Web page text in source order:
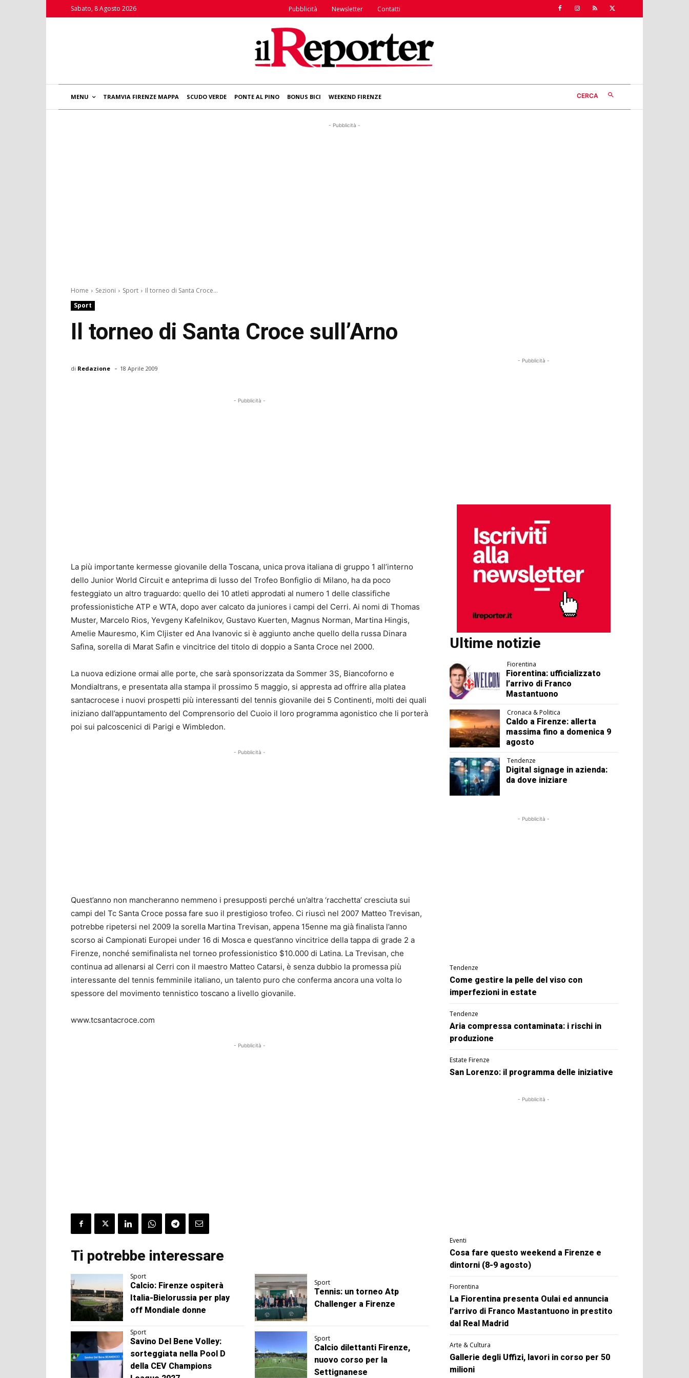
Sabato, 8 Agosto 2026 Pubblicità Newsletter Contatti
MENU TRAMVIA FIRENZE MAPPA SCUDO VERDE PONTE AL PINO BONUS BICI WEEKEND FIRENZE CERCA
- Pubblicità -
Home Sezioni Sport
Il torneo di Santa Croce...
Sport
Il torneo di Santa Croce sull’Arno
di Redazione - 18 Aprile 2009
- Pubblicità -
La più importante kermesse giovanile della Toscana, unica prova italiana di gruppo 1 all’interno
dello Junior World Circuit e anteprima di lusso del Trofeo Bonfiglio di Milano, ha da poco
festeggiato un altro traguardo: quello dei 10 atleti approdati al numero 1 delle classifiche
professionistiche ATP e WTA, dopo aver calcato da juniores i campi del Cerri. Ai nomi di Thomas
Muster, Marcelo Rios, Yevgeny Kafelnikov, Gustavo Kuerten, Magnus Norman, Martina Hingis,
Amelie Mauresmo, Kim Cljister ed Ana Ivanovic si è aggiunto anche quello della russa Dinara
Safina, sorella di Marat Safin e vincitrice del titolo di doppio a Santa Croce nel 2000.
La nuova edizione ormai alle porte, che sarà sponsorizzata da Sommer 3S, Biancoforno e
Mondialtrans, e presentata alla stampa il prossimo 5 maggio, si appresta ad offrire alla platea
santacrocese i nuovi prospetti più interessanti del tennis giovanile dei 5 Continenti, molti dei quali
iniziano dall’appuntamento del Comprensorio del Cuoio il loro programma agonistico che li porterà
poi sui palcoscenici di Parigi e Wimbledon.
- Pubblicità -
Quest’anno non mancheranno nemmeno i presupposti perché un’altra ‘racchetta’ cresciuta sui
campi del Tc Santa Croce possa fare suo il prestigioso trofeo. Ci riuscì nel 2007 Matteo Trevisan,
potrebbe ripetersi nel 2009 la sorella Martina Trevisan, appena 15enne ma già finalista l’anno
scorso ai Campionati Europei under 16 di Mosca e quest’anno vincitrice della tappa di grade 2 a
Firenze, nonché semifinalista nel torneo professionistico $10.000 di Latina. La Trevisan, che
continua ad allenarsi al Cerri con il maestro Matteo Catarsi, è senza dubbio la promessa più
interessante del tennis femminile italiano, un talento puro che conferma ancora una volta lo
spessore del movimento tennistico toscano a livello giovanile.
www.tcsantacroce.com
- Pubblicità -
Ti potrebbe interessare
Sport
Calcio: Firenze ospiterà
Italia-Bielorussia per play
off Mondiale donne
Sport
Tennis: un torneo Atp
Challenger a Firenze
Sport
Savino Del Bene Volley:
sorteggiata nella Pool D
della CEV Champions
Sport
Calcio dilettanti Firenze,
nuovo corso per la
Settignanese
- Pubblicità -
Ultime notizie
Fiorentina
Fiorentina: ufficializzato
l’arrivo di Franco
Mastantuono
Cronaca & Politica
Caldo a Firenze: allerta
massima fino a domenica 9
agosto
Tendenze
Digital signage in azienda:
da dove iniziare
- Pubblicità -
Tendenze
Come gestire la pelle del viso con
imperfezioni in estate
Tendenze
Aria compressa contaminata: i rischi in
produzione
Estate Firenze
San Lorenzo: il programma delle iniziative
- Pubblicità -
Eventi
Cosa fare questo weekend a Firenze e
dintorni (8-9 agosto)
Fiorentina
La Fiorentina presenta Oulai ed annuncia
l’arrivo di Franco Mastantuono in prestito
dal Real Madrid
Arte & Cultura
Gallerie degli Uffizi, lavori in corso per 50
milioni